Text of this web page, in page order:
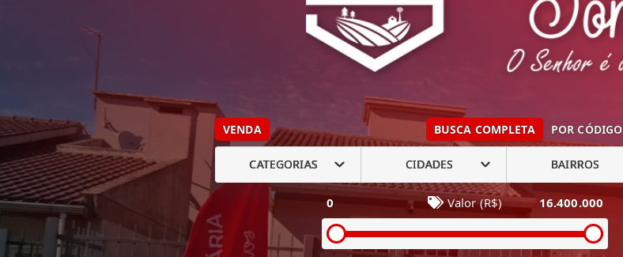
VENDA BUSCA COMPLETA POR CÓDIGO
CATEGORIAS CIDADES BAIRROS
0 Valor (R$) 16.400.000